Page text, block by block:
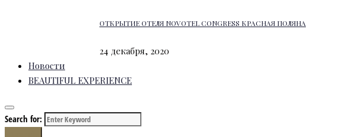
ОТКРЫТИЕ ОТЕЛЯ NOVOTEL CONGRESS КРАСНАЯ ПОЛЯНА
24 декабря, 2020
Новости
BEAUTIFUL EXPERIENCE
Search for: